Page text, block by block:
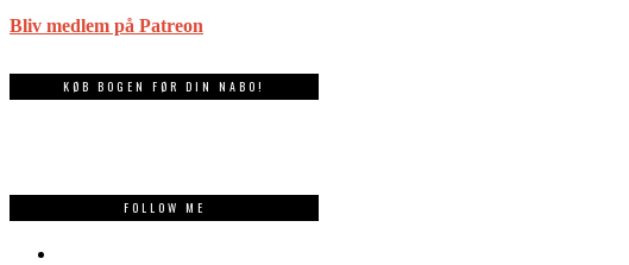
Bliv medlem på Patreon
KØB BOGEN FØR DIN NABO!
FOLLOW ME